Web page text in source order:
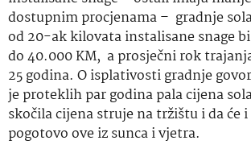
dostupnim procjenama – gradnje
od 20-ak kilovata instalisane snage
do 40.000 KM, a prosječni rok
25 godina. O isplativosti gradnje
je proteklih par godina pala cijena
skočila cijena struje na tržištu i da će
pogotovo ove iz sunca i vjetra.